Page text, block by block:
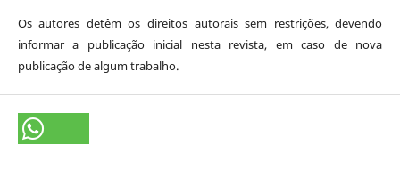
Os autores detêm os direitos autorais sem restrições, devendo
informar a publicação inicial nesta revista, em caso de nova
publicação de algum trabalho.